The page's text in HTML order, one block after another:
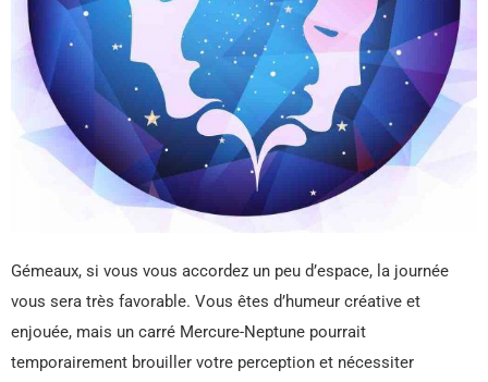
Gémeaux, si vous vous accordez un peu d’espace, la journée
vous sera très favorable. Vous êtes d’humeur créative et
enjouée, mais un carré Mercure-Neptune pourrait
temporairement brouiller votre perception et nécessiter